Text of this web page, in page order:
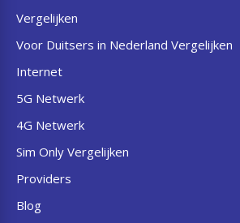
Vergelijken
Voor Duitsers in Nederland Vergelijken
Internet
5G Netwerk
4G Netwerk
Sim Only Vergelijken
Providers
Blog